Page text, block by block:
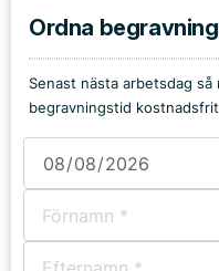
Ordna
Senast nästa arbetsdag
begravningstid